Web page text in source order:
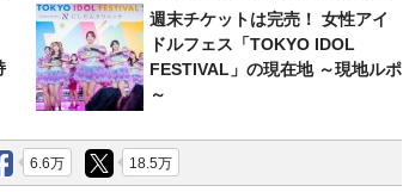
週末チケットは完売！ 女性アイ
ドルフェス「TOKYO IDOL
FESTIVAL」の現在地 ～現地ルポ
～
6.6万 18.5万